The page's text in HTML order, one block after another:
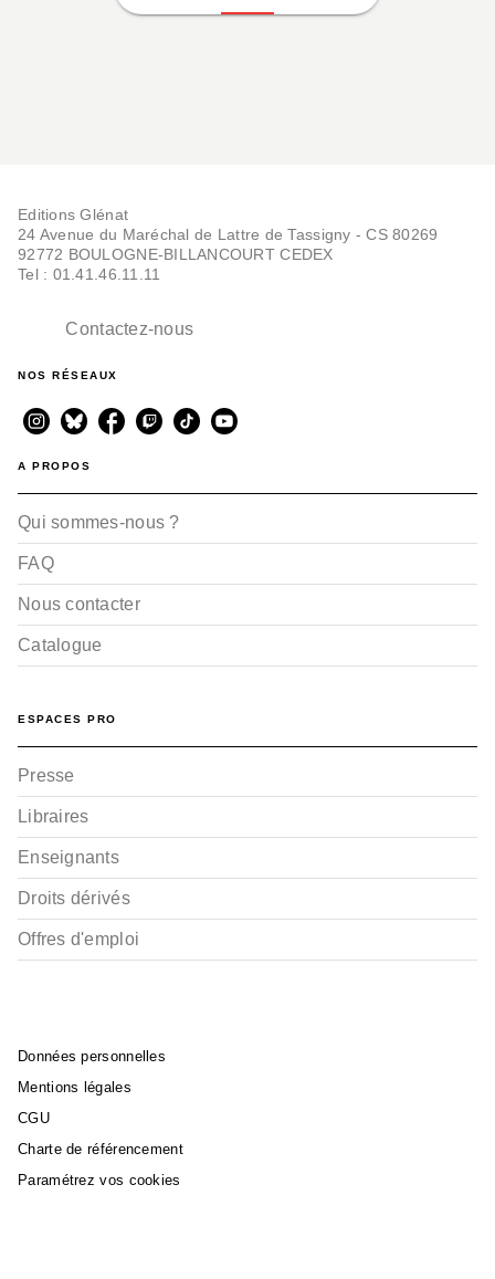
Editions Glénat
24 Avenue du Maréchal de Lattre de Tassigny - CS 80269
92772 BOULOGNE-BILLANCOURT CEDEX
Tel : 01.41.46.11.11
Contactez-nous
NOS RÉSEAUX
A PROPOS
Qui sommes-nous ?
FAQ
Nous contacter
Catalogue
ESPACES PRO
Presse
Libraires
Enseignants
Droits dérivés
Offres d'emploi
Données personnelles
Mentions légales
CGU
Charte de référencement
Paramétrez vos cookies